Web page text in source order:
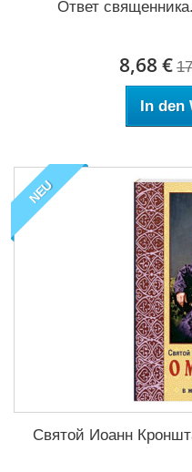
Ответ
8,68 €
In den
NEU
Святой Иоанн